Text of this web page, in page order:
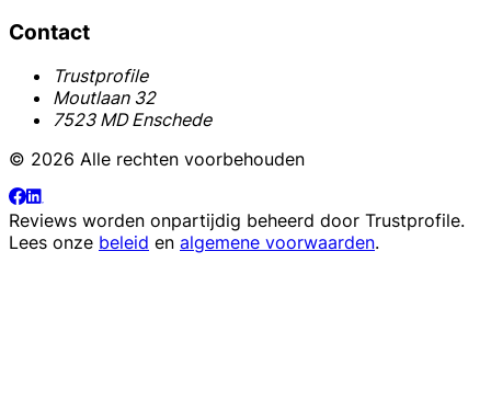
Contact
Trustprofile
Moutlaan 32
7523 MD Enschede
© 2026 Alle rechten voorbehouden
Reviews worden onpartijdig beheerd door Trustprofile.
Lees onze beleid en algemene voorwaarden.